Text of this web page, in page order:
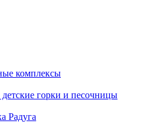
комплексы
горки и песочницы
Радуга